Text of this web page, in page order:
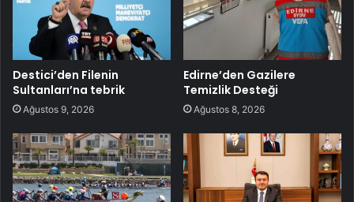
Destici’den Filenin
Sultanları’na tebrik
Ağustos 9, 2026
Edirne’den Gazilere
Temizlik Desteği
Ağustos 8, 2026